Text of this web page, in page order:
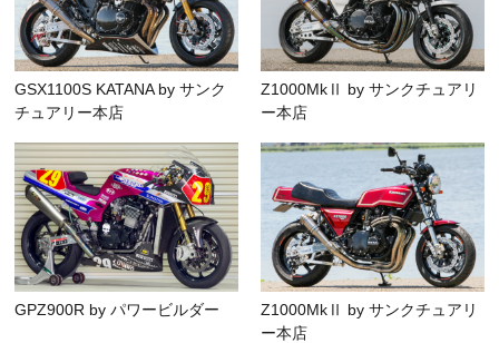
GSX1100S KATANA by サンク
チュアリー本店
Z1000MkⅡ by サンクチュアリ
ー本店
GPZ900R by パワービルダー
Z1000MkⅡ by サンクチュアリ
ー本店